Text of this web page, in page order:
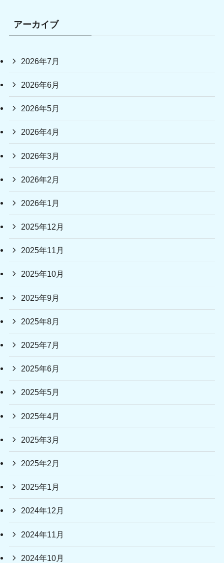
アーカイブ
2026年7月
2026年6月
2026年5月
2026年4月
2026年3月
2026年2月
2026年1月
2025年12月
2025年11月
2025年10月
2025年9月
2025年8月
2025年7月
2025年6月
2025年5月
2025年4月
2025年3月
2025年2月
2025年1月
2024年12月
2024年11月
2024年10月